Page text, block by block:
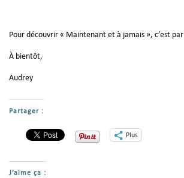
Pour découvrir « Maintenant et à jamais », c’est par
À bientôt,
Audrey
Partager :
Plus
J’aime ça :